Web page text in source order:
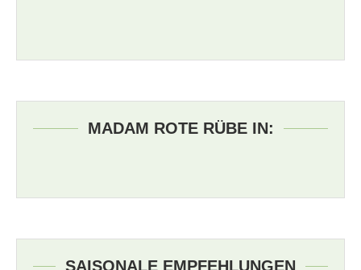
MADAM ROTE RÜBE IN:
SAISONALE EMPFEHLUNGEN